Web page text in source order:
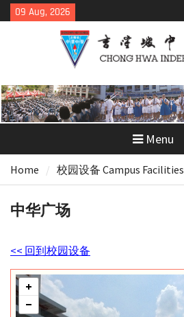
Skip
to
09 Aug, 2026
Menu
Home 校园设备 Campus Facilities
中华广场
<< 回到校园设备